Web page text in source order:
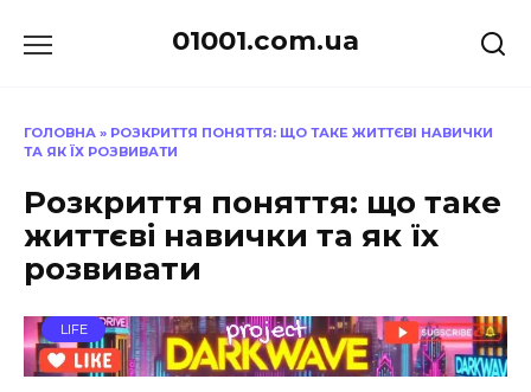
до
01001.com.ua
ГОЛОВНА » РОЗКРИТТЯ ПОНЯТТЯ: ЩО ТАКЕ ЖИТТЄВІ НАВИЧКИ
ТА ЯК ЇХ РОЗВИВАТИ
Розкриття поняття: що таке
життєві навички та як їх
розвивати
LIFE